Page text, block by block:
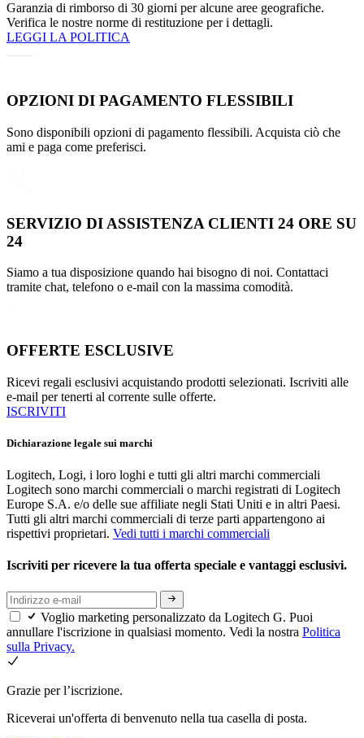
Garanzia di rimborso di 30 giorni per alcune aree geografiche.
Verifica le nostre norme di restituzione per i dettagli.
LEGGI LA POLITICA
OPZIONI DI PAGAMENTO FLESSIBILI
Sono disponibili opzioni di pagamento flessibili. Acquista ciò che
ami e paga come preferisci.
SERVIZIO DI ASSISTENZA CLIENTI 24 ORE SU
24
Siamo a tua disposizione quando hai bisogno di noi. Contattaci
tramite chat, telefono o e-mail con la massima comodità.
OFFERTE ESCLUSIVE
Ricevi regali esclusivi acquistando prodotti selezionati. Iscriviti alle
e-mail per tenerti al corrente sulle offerte.
ISCRIVITI
Dichiarazione legale sui marchi
Logitech, Logi, i loro loghi e tutti gli altri marchi commerciali
Logitech sono marchi commerciali o marchi registrati di Logitech
Europe S.A. e/o delle sue affiliate negli Stati Uniti e in altri Paesi.
Tutti gli altri marchi commerciali di terze parti appartengono ai
rispettivi proprietari. Vedi tutti i marchi commerciali
Iscriviti per ricevere la tua offerta speciale e vantaggi esclusivi.
Voglio marketing personalizzato da Logitech G. Puoi
annullare l'iscrizione in qualsiasi momento. Vedi la nostra Politica
sulla Privacy.
Grazie per l’iscrizione.
Riceverai un'offerta di benvenuto nella tua casella di posta.